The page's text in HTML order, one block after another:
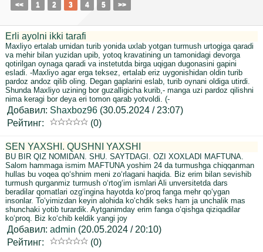
<< 1 2 3 4 5 >>
Erli ayolni ikki tarafi
Maxliyo ertalab urnidan turib yonida uxlab yotgan turmush urtogiga qaradi
va mehir bilan yuzidan upib, yotoq kravatining un tamonidagi devorga
qotirilgan oynaga qaradi va instetutda birga uqigan dugonasini gapini
esladi. -Maxliyo agar erga teksez, ertalab eriz uygonishidan oldin turib
pardoz andoz qilib oling. Degan gaplarini eslab, turib oynani oldiga utirdi.
Shunda Maxliyo uzining bor guzalligicha kurib,- manga uzi pardoz qilishni
nima keragi bor deya eri tomon qarab yotvoldi. (-
Добавил: Shaxboz96 (30.05.2024 / 23:07)
Рейтинг:
(0)
SEN YAXSHI. QUSHNI YAXSHI
BU BIR QIZ NOMIDAN. SHU. SAYTDAGI. OZI XOXLADI MAFTUNA.
Salom hammaga ismim MAFTUNA yoshim 24 da turmushga chiqqanman
hullas bu voqea qo‘shnim meni zo‘rlagani haqida. Biz erim bilan sevishib
turmush qurganmiz turmush o‘rtog‘im ismlari Ali unversitetda dars
beradilar qomatlari ozg‘ingina hayotda ko‘proq fanga mehr qo‘ygan
insonlar. To‘yimizdan keyin alohida ko‘chdik seks ham ja unchalik mas
shunchaki yotib turardik. Aytganimday erim fanga o‘qishga qiziqadilar
ko‘proq. Biz ko‘chib keldik yangi joy
Добавил: admin (20.05.2024 / 20:10)
Рейтинг:
(0)